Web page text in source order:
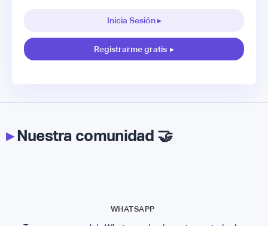
Inicia Sesión ▸
Registrarme gratis ▸
▸Nuestra comunidad 🤝
WHATSAPP